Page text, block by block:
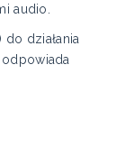
audio.
do działania